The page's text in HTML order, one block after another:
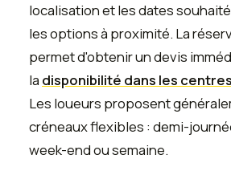
localisation et les dates
les options à proximité. La
permet d'obtenir un devis
la disponibilité dans les
Les loueurs proposent
créneaux flexibles : demi-
week-end ou semaine.